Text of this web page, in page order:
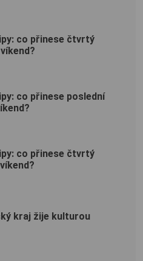
co přinese čtvrtý
co přinese poslední
co přinese čtvrtý
kraj žije kulturou